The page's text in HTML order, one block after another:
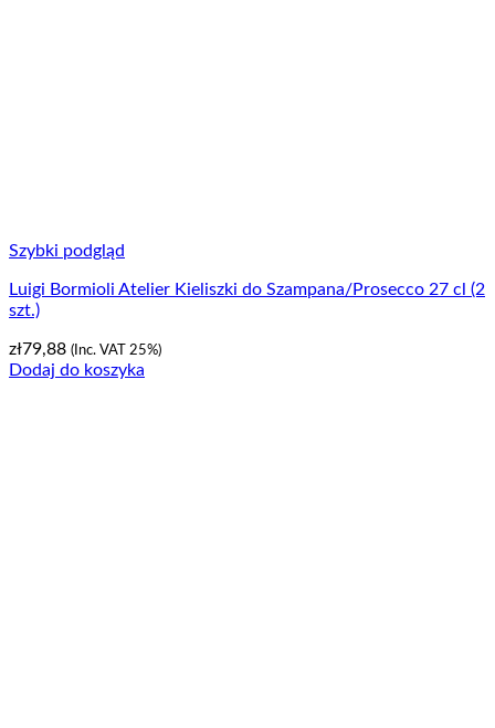
Szybki podgląd
Luigi Bormioli Atelier Kieliszki do Szampana/Prosecco 27 cl (2
szt.)
zł79,88 (Inc. VAT 25%)
Dodaj do koszyka